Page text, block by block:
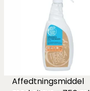
Affedtningsmiddel